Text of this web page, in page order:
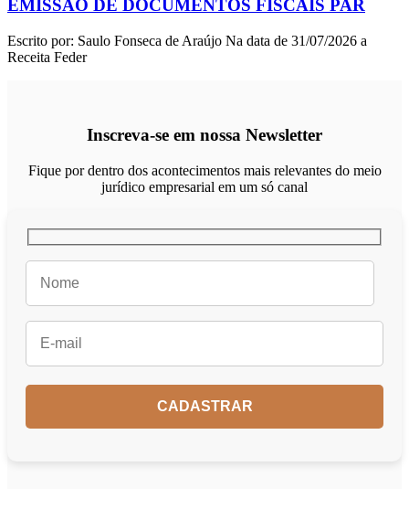
EMISSÃO DE DOCUMENTOS FISCAIS PAR
Escrito por: Saulo Fonseca de Araújo Na data de 31/07/2026 a
Receita Feder
Inscreva-se em nossa Newsletter
Fique por dentro dos acontecimentos mais relevantes do meio
jurídico empresarial em um só canal